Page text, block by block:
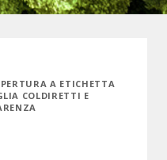
A ETICHETTA
COLDIRETTI E